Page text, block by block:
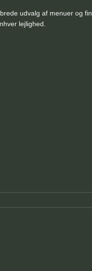
udvalg af menuer og
lejlighed.